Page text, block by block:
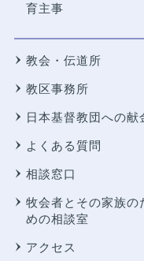
育主事
教会・伝道所
教区事務所
日本基督教団への献
よくある質問
相談窓口
牧会者とその家族の
めの相談室
アクセス